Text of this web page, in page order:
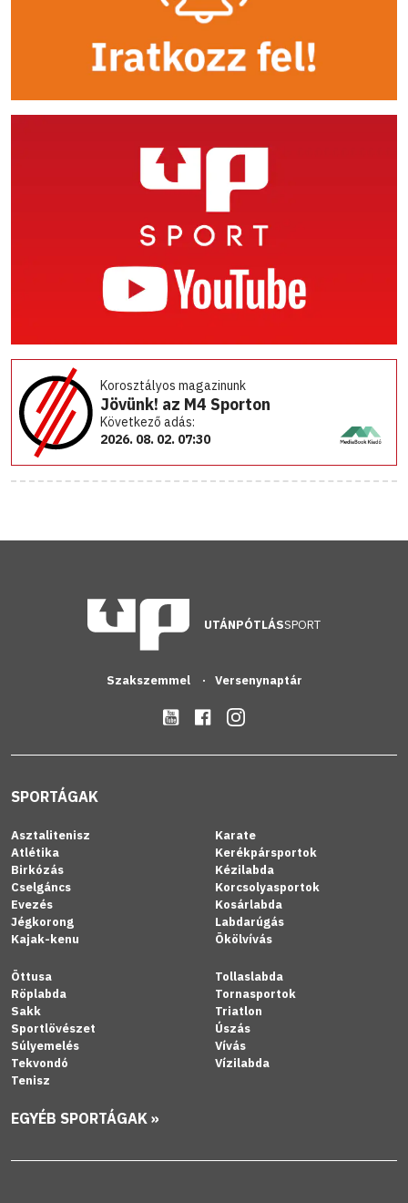
Korosztályos magazinunk
Jövünk! az M4 Sporton
Következő adás:
2026. 08. 02. 07:30
UTÁNPÓTLÁSSPORT
Szakszemmel Versenynaptár
SPORTÁGAK
Asztalitenisz
Atlétika
Birkózás
Cselgáncs
Evezés
Jégkorong
Kajak-kenu
Karate
Kerékpársportok
Kézilabda
Korcsolyasportok
Kosárlabda
Labdarúgás
Ökölvívás
Öttusa
Röplabda
Sakk
Sportlövészet
Súlyemelés
Tekvondó
Tenisz
Tollaslabda
Tornasportok
Triatlon
Úszás
Vívás
Vízilabda
EGYÉB SPORTÁGAK »